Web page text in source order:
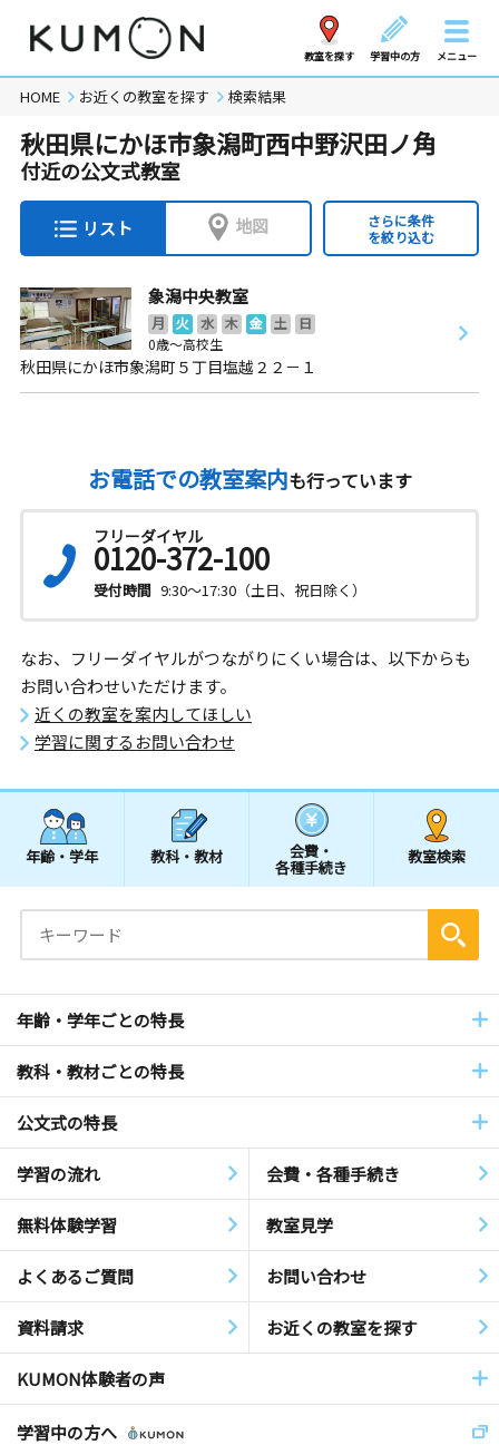
教室を探す 学習中の方 メニュー
HOME お近くの教室を探す 検索結果
秋田県にかほ市象潟町西中野沢田ノ角
付近の公文式教室
リスト 地図
さらに条件
を絞り込む
象潟中央教室
月 火 水 木 金 土
日
0歳～高校生
秋田県にかほ市象潟町５丁目塩越２２－１
お電話での教室案内も行っています
フリーダイヤル
0120-372-100
受付時間 9:30～17:30（土日、祝日除く）
なお、フリーダイヤルがつながりにくい場合は、以下からも
お問い合わせいただけます。
近くの教室を案内してほしい
学習に関するお問い合わせ
年齢・学年 教科・教材 会費・
各種手続き
教室検索
年齢・学年ごとの特長
教科・教材ごとの特長
公文式の特長
学習の流れ 会費・各種手続き
無料体験学習 教室見学
よくあるご質問 お問い合わせ
資料請求 お近くの教室を探す
KUMON体験者の声
学習中の方へ